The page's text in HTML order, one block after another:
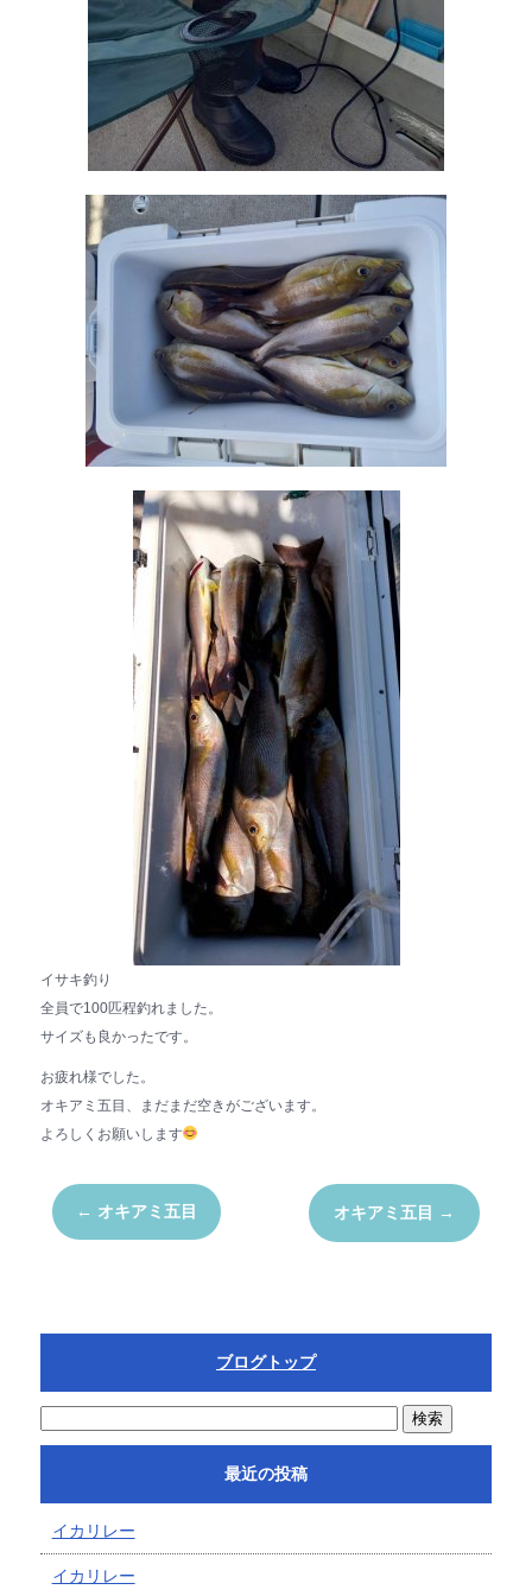
イサキ釣り
全員で100匹程釣れました。
サイズも良かったです。
お疲れ様でした。
オキアミ五目、まだまだ空きがございます。
よろしくお願いします
← オキアミ五目 オキアミ五目 →
ブログトップ
最近の投稿
イカリレー
イカリレー